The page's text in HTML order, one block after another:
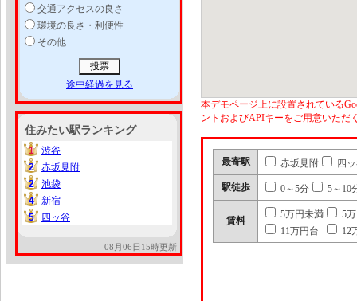
交通アクセスの良さ
環境の良さ・利便性
その他
途中経過を見る
住みたい駅ランキング
1
1
渋谷
2
2
赤坂見附
2
2
池袋
4
4
新宿
5
5 四ッ谷
08月06日15時更新
本デモページ上に設置されている
ントおよびAPIキーをご用意いただ
最寄駅 赤坂見附 四
駅徒歩 0～5分 5～10
賃料
5万円未満
5
11万円台
12